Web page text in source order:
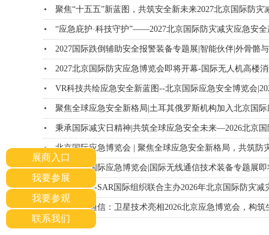
聚焦“十五五”新蓝图，共筑安全新未来2027北京国际防
“应急庇护·科技守护”——2027北京国际防灾减灾应急安
2027国际跌倒辅助安全报警装备专题展|智能伙伴|外骨骼
2027北京国际防灾应急博览会即将开幕-国际无人机高楼
VR科技共绘应急安全新蓝图--北京国际应急安全博览会
聚焦全球应急安全新格局|土耳其俄罗斯机构加入北京国
秉承国际减灾日精神|共筑全球应急安全未来—2026北京
北京国际应急博览会 | 聚焦全球应急安全新格局，共筑防
2026北京国际应急博览会|国际无线通信技术装备专题展
关于CARE-SAR国际组织联合主办2026年北京国际防灾
赋能应急通信：卫星技术亮相2026北京应急博览会，构筑
展商入口
我要参展
我要参观
联系我们